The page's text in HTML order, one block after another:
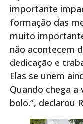
importante
formação das
muito
não acontecem
dedicação e
Elas se unem
Quando chega a
bolo.”, declarou